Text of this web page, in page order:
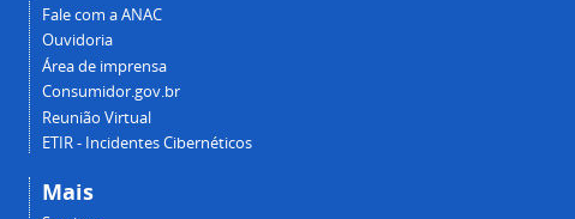
Fale com a ANAC
Ouvidoria
Área de imprensa
Consumidor.gov.br
Reunião Virtual
ETIR - Incidentes Cibernéticos
Mais